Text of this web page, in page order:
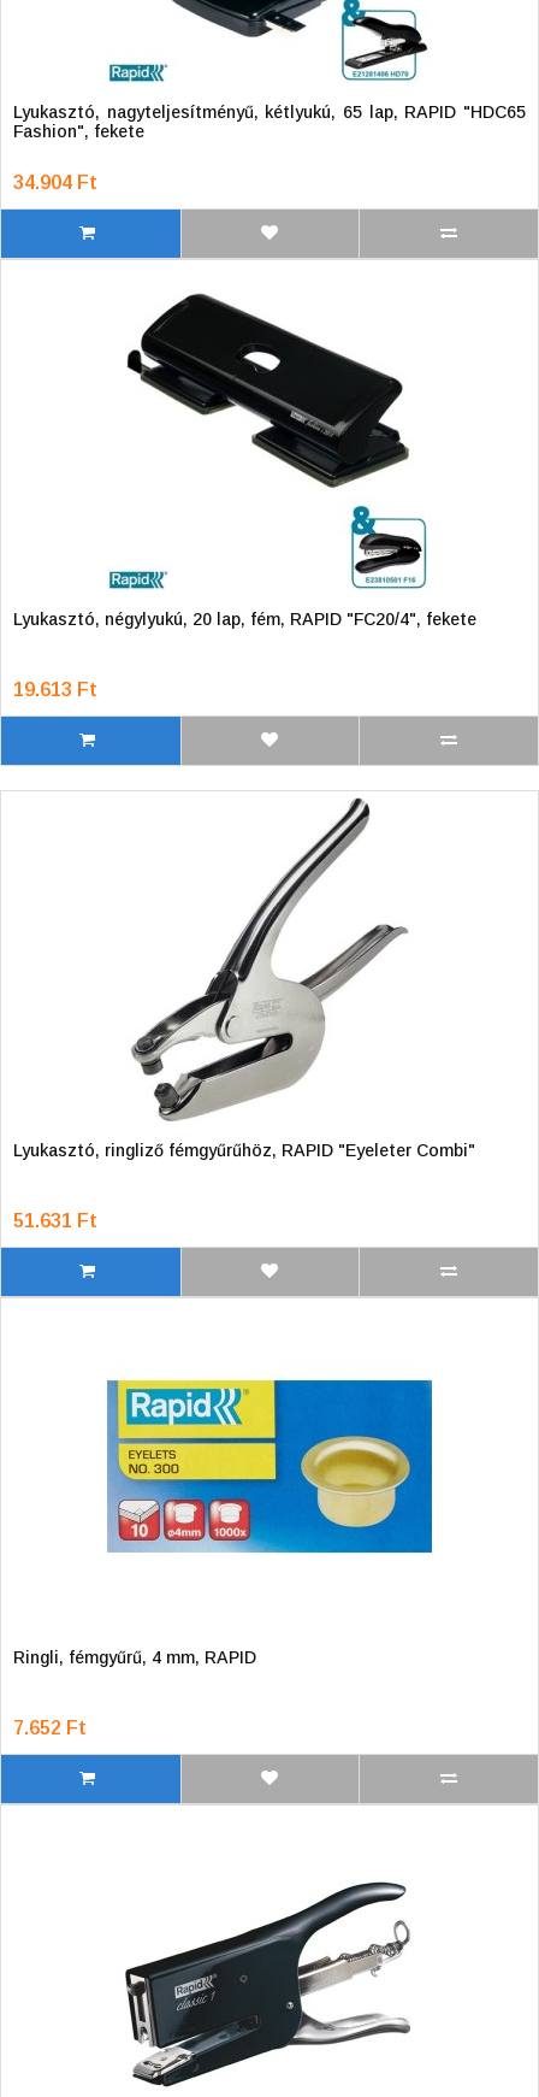
Lyukasztó, nagyteljesítményű, kétlyukú, 65 lap, RAPID "HDC65
Fashion", fekete
34.904 Ft
Lyukasztó, négylyukú, 20 lap, fém, RAPID "FC20/4", fekete
19.613 Ft
Lyukasztó, ringliző fémgyűrűhöz, RAPID "Eyeleter Combi"
51.631 Ft
Ringli, fémgyűrű, 4 mm, RAPID
7.652 Ft